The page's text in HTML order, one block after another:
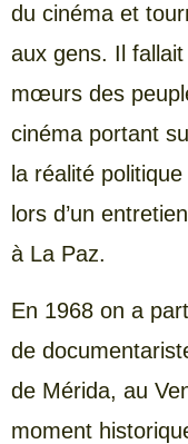
du cinéma et
aux gens. Il
mœurs des
cinéma portant
la réalité
lors d’un
à La Paz.
En 1968 on a
de
de Mérida, au
moment